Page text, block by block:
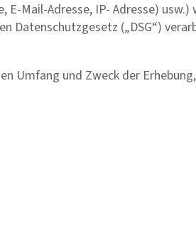
Mail-Adresse, IP- Adresse)
Datenschutzgesetz („DSG“)
Umfang und Zweck der